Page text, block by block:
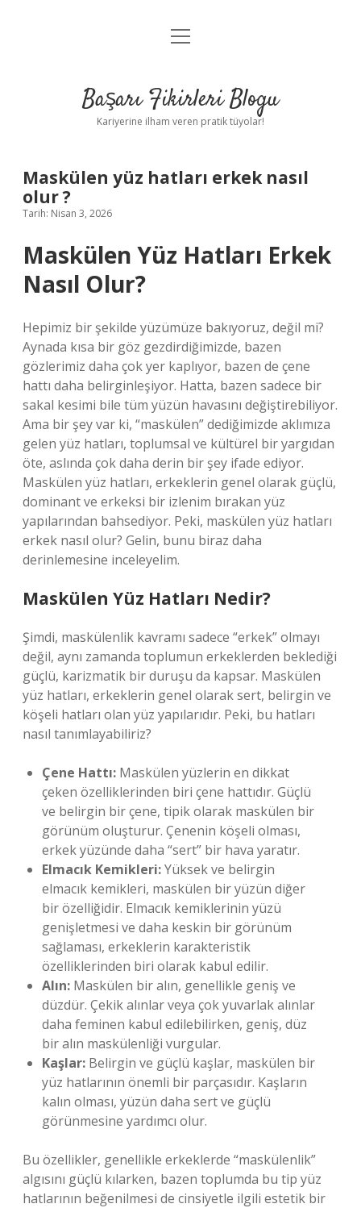
Anasayfa
Yasal Uyarı
menüyü
Başarı Fikirleri Blogu
Kariyerine ilham veren pratik tüyolar!
Maskülen yüz hatları erkek nasıl
olur ?
Tarih: Nisan 3, 2026
Maskülen Yüz Hatları Erkek
Nasıl Olur?
Hepimiz bir şekilde yüzümüze bakıyoruz, değil mi?
Aynada kısa bir göz gezdirdiğimizde, bazen
gözlerimiz daha çok yer kaplıyor, bazen de çene
hattı daha belirginleşiyor. Hatta, bazen sadece bir
sakal kesimi bile tüm yüzün havasını değiştirebiliyor.
Ama bir şey var ki, “maskülen” dediğimizde aklımıza
gelen yüz hatları, toplumsal ve kültürel bir yargıdan
öte, aslında çok daha derin bir şey ifade ediyor.
Maskülen yüz hatları, erkeklerin genel olarak güçlü,
dominant ve erkeksi bir izlenim bırakan yüz
yapılarından bahsediyor. Peki, maskülen yüz hatları
erkek nasıl olur? Gelin, bunu biraz daha
derinlemesine inceleyelim.
Maskülen Yüz Hatları Nedir?
Şimdi, maskülenlik kavramı sadece “erkek” olmayı
değil, aynı zamanda toplumun erkeklerden beklediği
güçlü, karizmatik bir duruşu da kapsar. Maskülen
yüz hatları, erkeklerin genel olarak sert, belirgin ve
köşeli hatları olan yüz yapılarıdır. Peki, bu hatları
nasıl tanımlayabiliriz?
Çene Hattı: Maskülen yüzlerin en dikkat
çeken özelliklerinden biri çene hattıdır. Güçlü
ve belirgin bir çene, tipik olarak maskülen bir
görünüm oluşturur. Çenenin köşeli olması,
erkek yüzünde daha “sert” bir hava yaratır.
Elmacık Kemikleri:Yüksek ve belirgin
elmacık kemikleri, maskülen bir yüzün diğer
bir özelliğidir. Elmacık kemiklerinin yüzü
genişletmesi ve daha keskin bir görünüm
sağlaması, erkeklerin karakteristik
özelliklerinden biri olarak kabul edilir.
Alın: Maskülen bir alın, genellikle geniş ve
düzdür. Çekik alınlar veya çok yuvarlak alınlar
daha feminen kabul edilebilirken, geniş, düz
bir alın maskülenliği vurgular.
Kaşlar: Belirgin ve güçlü kaşlar, maskülen bir
yüz hatlarının önemli bir parçasıdır. Kaşların
kalın olması, yüzün daha sert ve güçlü
görünmesine yardımcı olur.
Bu özellikler, genellikle erkeklerde “maskülenlik”
algısını güçlü kılarken, bazen toplumda bu tip yüz
hatlarının beğenilmesi de cinsiyetle ilgili estetik bir